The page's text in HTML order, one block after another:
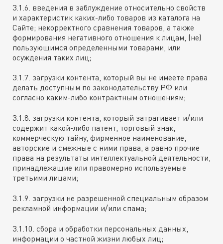
3.1.6. введения в заблуждение относительно свойств
и характеристик каких-либо товаров из каталога на
Сайте; некорректного сравнения товаров, а также
формирования негативного отношения к лицам, (не)
пользующимся определенными товарами, или
осуждения таких лиц;
3.1.7. загрузки контента, который вы не имеете права
делать доступным по законодательству РФ или
согласно каким-либо контрактным отношениям;
3.1.8. загрузки контента, который затрагивает и/или
содержит какой-либо патент, торговый знак,
коммерческую тайну, фирменное наименование,
авторские и смежные с ними права, а равно прочие
права на результаты интеллектуальной деятельности,
принадлежащие или правомерно используемые
третьими лицами;
3.1.9. загрузки не разрешенной специальным образом
рекламной информации и/или спама;
3.1.10. сбора и обработки персональных данных,
информации о частной жизни любых лиц;